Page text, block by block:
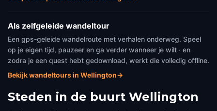
Als zelfgeleide wandeltour
Een gps-geleide wandelroute met verhalen onderweg. Speel
op je eigen tijd, pauzeer en ga verder wanneer je wilt · en
zodra je een quest hebt gedownload, werkt die volledig offline.
Bekijk wandeltours in Wellington→
Steden in de buurt Wellington